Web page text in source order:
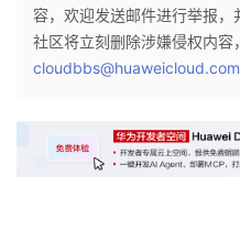
容，欢迎发送邮件进行举报
社区将立刻删除涉嫌侵权内容
cloudbbs@huaweicloud.com